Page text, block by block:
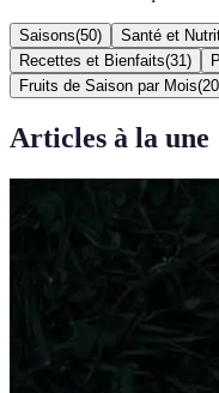
Saisons(50) Santé et
Recettes et Bienfaits(31 )
Fruits de Saison par Mois(20
Articles à la une